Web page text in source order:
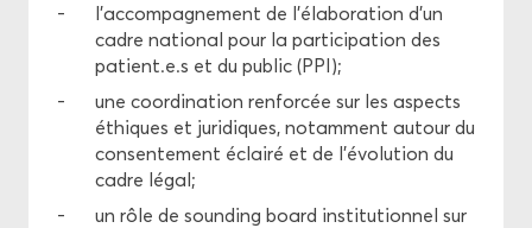
l’ac­com­pa­gne­ment de l’éla­bo­ra­tion d’un
cadre na­tio­nal pour la par­ti­ci­pa­tion des
pa­tient.e.s et du pu­blic (PPI);
une co­or­di­na­tion ren­for­cée sur les as­pects
éthiques et ju­ri­diques, no­tam­ment au­tour du
consen­te­ment éclai­ré et de l’évo­lu­tion du
cadre légal;
un rôle de soun­ding board ins­ti­tu­tion­nel sur